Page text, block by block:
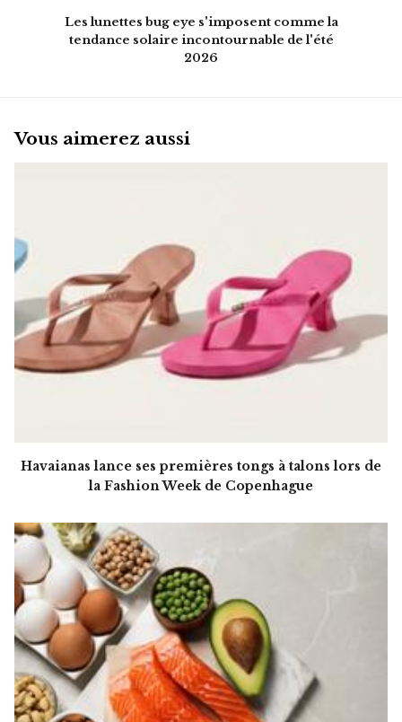
Les lunettes bug eye s'imposent comme la
tendance solaire incontournable de l'été
2026
Vous aimerez aussi
Havaianas lance ses premières tongs à talons lors de
la Fashion Week de Copenhague